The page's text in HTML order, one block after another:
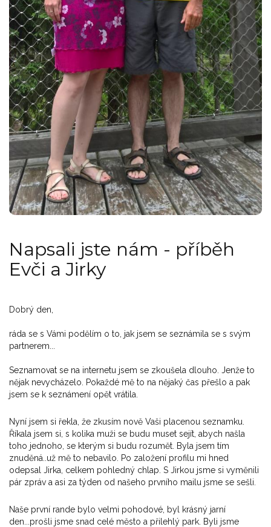
Napsali jste nám - příběh
Evči a Jirky
Dobrý den,
ráda se s Vámi podělím o to, jak jsem se seznámila se s svým
partnerem...
Seznamovat se na internetu jsem se zkoušela dlouho. Jenže to
nějak nevycházelo. Pokaždé mě to na nějaký čas přešlo a pak
jsem se k seznámení opět vrátila.
Nyní jsem si řekla, že zkusím nově Vaši placenou seznamku.
Říkala jsem si, s kolika muži se budu muset sejít, abych našla
toho jednoho, se kterým si budu rozumět. Byla jsem tím
znuděná..už mě to nebavilo. Po založení profilu mi hned
odepsal Jirka, celkem pohledný chlap. S Jirkou jsme si vyměnili
pár zpráv a asi za týden od našeho prvního mailu jsme se sešli.
Naše první rande bylo velmi pohodové, byl krásný jarní
den...prošli jsme snad celé město a přilehlý park. Byli jsme